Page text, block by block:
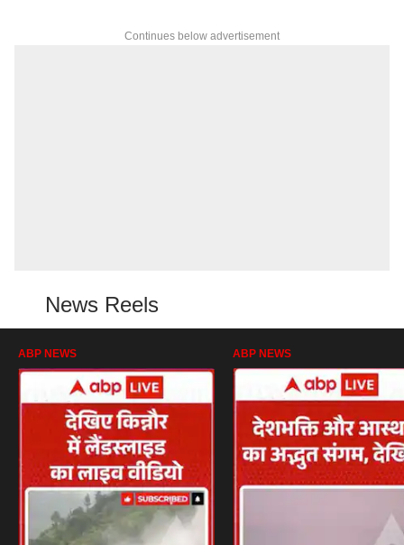
Continues below advertisement
News Reels
ABP NEWS ABP NEWS